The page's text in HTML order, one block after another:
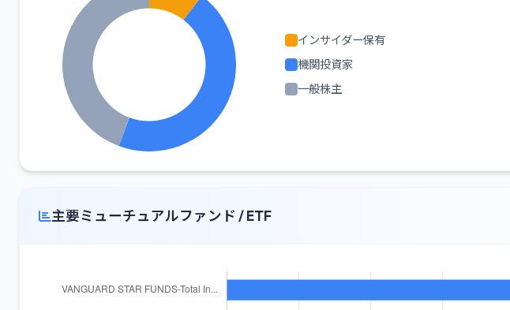
インサイダー保有
機関投資家
一般株主
主要ミューチュアルファンド / ETF